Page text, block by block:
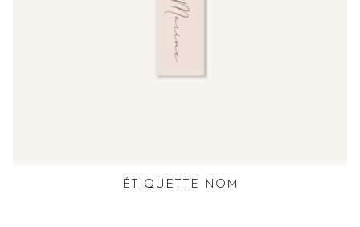
ÉTIQUETTE NOM